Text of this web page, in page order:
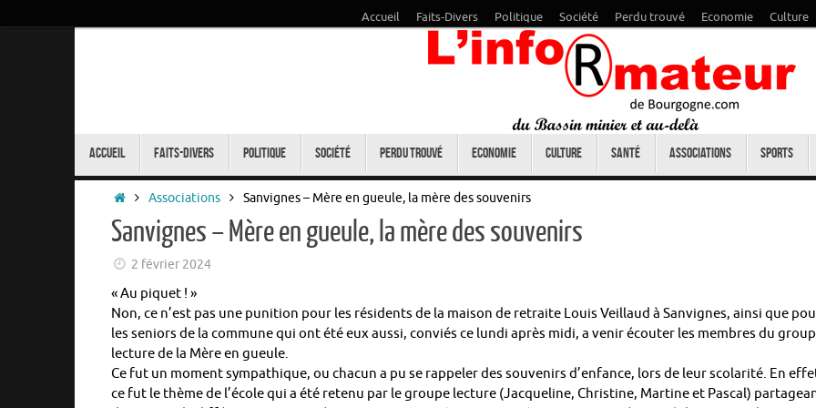
Accueil Faits-Divers Politique Société Perdu trouvé Economie Culture
Accueil Faits-Divers Politique Société Perdu trouvé Economie Culture Santé Associations Sports
Accueil
Associations Sanvignes – Mère en gueule, la mère des souvenirs
Sanvignes – Mère en gueule, la mère des souvenirs
2 février 2024
« Au piquet ! »
Non, ce n’est pas une punition pour les résidents de la maison de retraite Louis Veillaud à Sanvignes, ainsi que
les seniors de la commune qui ont été eux aussi, conviés ce lundi après midi, a venir écouter les membres du
lecture de la Mère en gueule.
Ce fut un moment sympathique, ou chacun a pu se rappeler des souvenirs d’enfance, lors de leur scolarité. En
ce fut le thème de l’école qui a été retenu par le groupe lecture (Jacqueline, Christine, Martine et Pascal)